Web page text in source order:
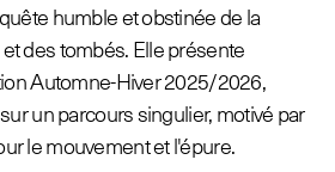
humble et obstinée de la
des tombés. Elle présente
Automne-Hiver 2025/2026,
un parcours singulier, motivé par
le mouvement et l'épure.
Week® Showroom
Automne/Hiver 2026-2027
la Haute Couture Automne/Hiver
!
© Line Brusegan